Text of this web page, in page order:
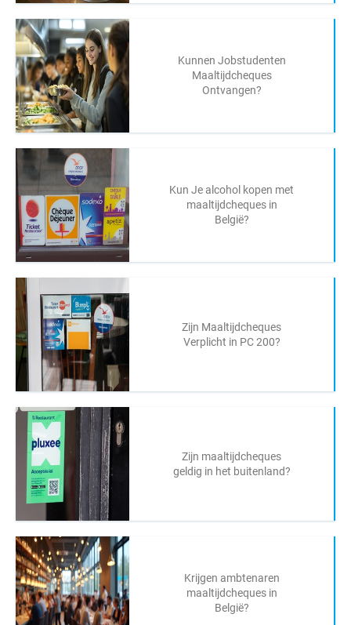
Kunnen Jobstudenten
Maaltijdcheques
Ontvangen?
Kun Je alcohol kopen met
maaltijdcheques in
België?
Zijn Maaltijdcheques
Verplicht in PC 200?
Zijn maaltijdcheques
geldig in het buitenland?
Krijgen ambtenaren
maaltijdcheques in
België?